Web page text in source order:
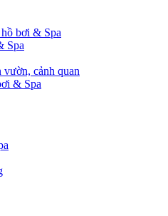
bơi & Spa
Spa
cảnh quan
& Spa